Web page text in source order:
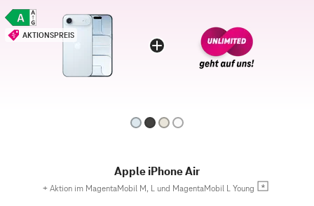
AKTIONSPREIS
Apple iPhone Air
+ Aktion im MagentaMobil M, L und MagentaMobil L Young